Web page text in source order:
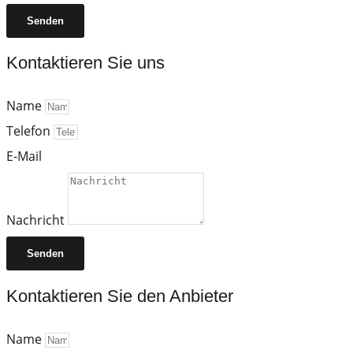
Senden
Kontaktieren Sie uns
Name
Telefon
E-Mail
Nachricht
Senden
Kontaktieren Sie den Anbieter
Name